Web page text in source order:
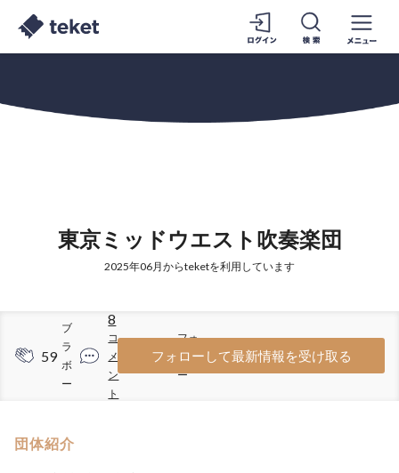
東京ミッドウエスト吹奏楽団
2025年06月からteketを利用しています
59
ブ
ラ
ボ
ー
8
コ
メ
ン
ト
77
フォ
ロワ
ー
フォローして最新情報を受け取る
団体紹介